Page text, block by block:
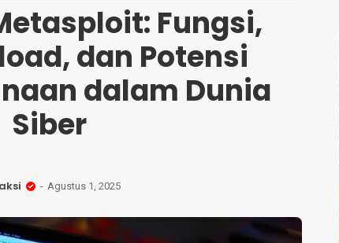
Fungsi,
dan Potensi
dalam Dunia
Siber
Agustus 1, 2025